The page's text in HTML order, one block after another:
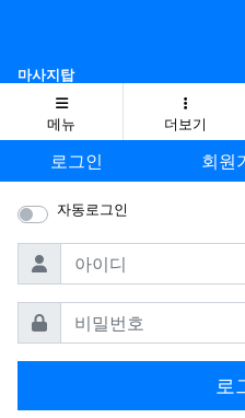
마사지탑
메뉴 더보기
로그인 회원
자동로그인
아이디
비밀번호
로